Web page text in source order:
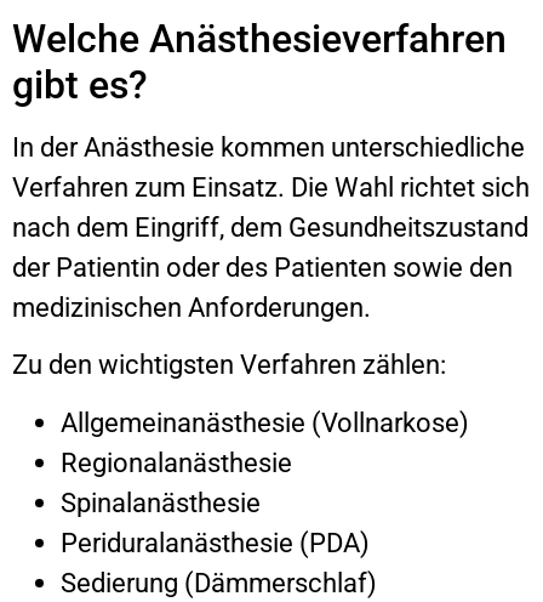
Welche Anästhesieverfahren
gibt es?
In der Anästhesie kommen unterschiedliche
Verfahren zum Einsatz. Die Wahl richtet sich
nach dem Eingriff, dem Gesundheitszustand
der Patientin oder des Patienten sowie den
medizinischen Anforderungen.
Zu den wichtigsten Verfahren zählen:
Allgemeinanästhesie (Vollnarkose)
Regionalanästhesie
Spinalanästhesie
Periduralanästhesie (PDA)
Sedierung (Dämmerschlaf)